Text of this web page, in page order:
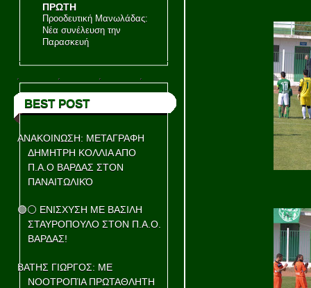
ΠΡΩΤΗ
Προοδευτική Μανωλάδας:
Νέα συνέλευση την
Παρασκευή
BEST POST
ΑΝΑΚΟΙΝΩΣΗ: ΜΕΤΑΓΡΑΦΗ
ΔΗΜΗΤΡΗ ΚΟΛΛΙΑ ΑΠΟ
Π.Α.Ο ΒΑΡΔΑΣ ΣΤΟΝ
ΠΑΝΑΙΤΩΛΙΚΌ
🟢⚪ ΕΝΙΣΧΥΣΗ ΜΕ ΒΑΣΙΛΗ
ΣΤΑΥΡΟΠΟΥΛΟ ΣΤΟΝ Π.Α.Ο.
ΒΑΡΔΑΣ!
ΒΑΤΗΣ ΓΙΩΡΓΟΣ: ΜΕ
ΝΟΟΤΡΟΠΊΑ ΠΡΩΤΑΘΛΗΤΗ